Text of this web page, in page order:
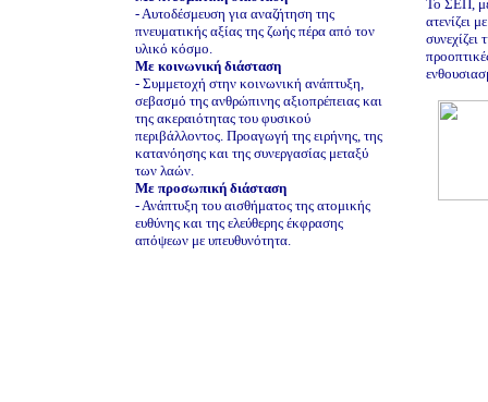
- Αυτοδέσμευση για αναζήτηση της
πνευματικής αξίας της ζωής πέρα από τον
υλικό κόσμο.
Με κοινωνική διάσταση
- Συμμετοχή στην κοινωνική ανάπτυξη,
σεβασμό της ανθρώπινης αξιοπρέπειας και
της ακεραιότητας του φυσικού
περιβάλλοντος. Προαγωγή της ειρήνης, της
κατανόησης και της συνεργασίας μεταξύ
των λαών.
Με προσωπική διάσταση
- Ανάπτυξη του αισθήματος της ατομικής
ευθύνης και της ελεύθερης έκφρασης
απόψεων με υπευθυνότητα.
Το ΣΕΠ,
ατενίζει
συνεχίζει